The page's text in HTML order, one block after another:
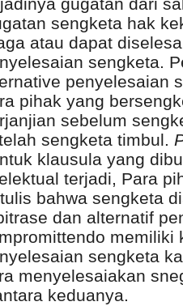
gugatan dari
sengketa hak
atau dapat
sengketa.
penyelesaian
pihak yang
sebelum
sengketa timbul.
klausula yang
terjadi, Para
bahwa sengketa
dan alternatif
memiliki
sengketa
menyelesaiakan
keduanya.